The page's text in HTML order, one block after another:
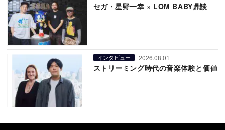
セガ・星野一幸 × LOM BABY鼎談
インタビュー 2026.08.01
ストリーミング時代の音楽体験と価値